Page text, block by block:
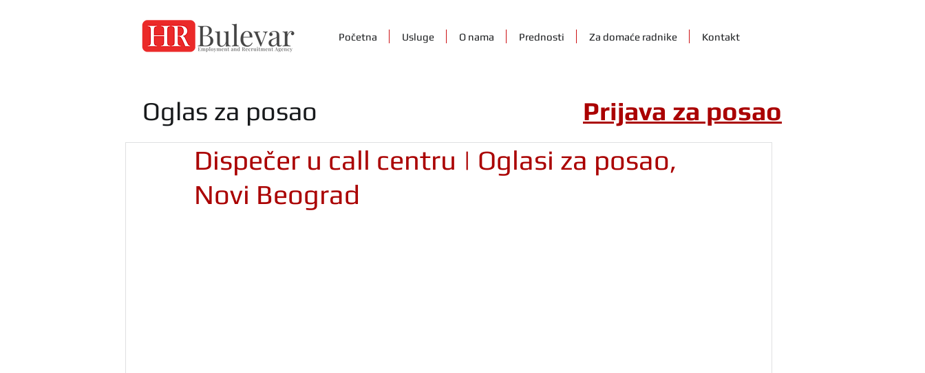
Početna Usluge O nama Prednosti Za domaće radnike Kontakt
Dispečer u call centru | Oglasi za posao,
Novi Beograd
Oglas za posao Prijava za posao